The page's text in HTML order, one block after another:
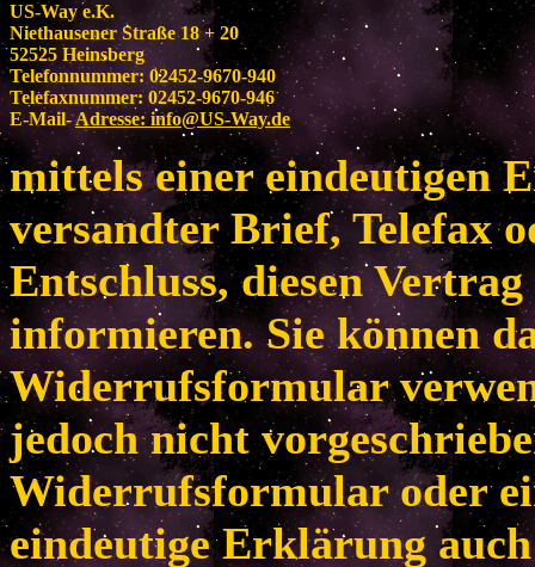
US-Way e.K.
Niethausener Straße 18 + 20
52525 Heinsberg
Telefonnummer: 02452-9670-940
Telefaxnummer: 02452-9670-946
E-Mail-Adresse:info@US-Way.de
mittels einer eindeutigen
versandter Brief, Telefax
Entschluss, diesen
informieren. Sie können
Widerrufsformular
jedoch nicht
Widerrufsformular oder
eindeutige Erklärung